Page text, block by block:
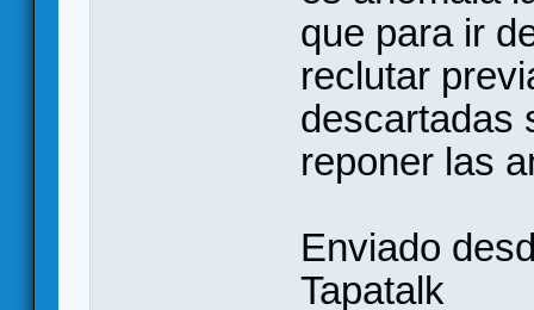
que para ir
reclutar
descartadas
reponer las
Enviado
Tapatalk